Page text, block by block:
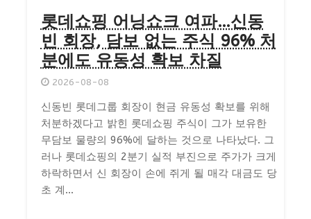
롯데쇼핑 어닝쇼크 여파…신동
빈 회장, 담보 없는 주식 96% 처
분에도 유동성 확보 차질
2026-08-08
신동빈 롯데그룹 회장이 현금 유동성 확보를 위해
처분하겠다고 밝힌 롯데쇼핑 주식이 그가 보유한
무담보 물량의 96%에 달하는 것으로 나타났다. 그
러나 롯데쇼핑의 2분기 실적 부진으로 주가가 크게
하락하면서 신 회장이 손에 쥐게 될 매각 대금도 당
초 계...